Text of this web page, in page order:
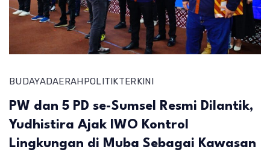
BUDAYADAERAHPOLITIKTERKINI
PW dan 5 PD se-Sumsel Resmi Dilantik,
Yudhistira Ajak IWO Kontrol
Lingkungan di Muba Sebagai Kawasan